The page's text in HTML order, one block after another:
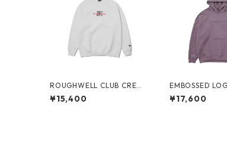
ROUGHWELL CLUB CREW
SWEAT (WHITE)
¥15,400
EMBOSSED
(PURPLE)
¥17,600